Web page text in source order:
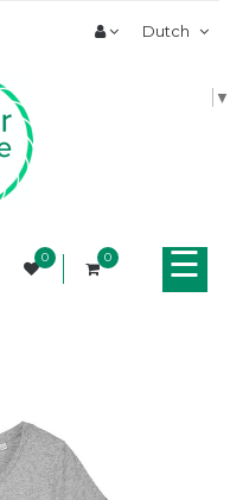
Dutch
▼
0 0 ☰